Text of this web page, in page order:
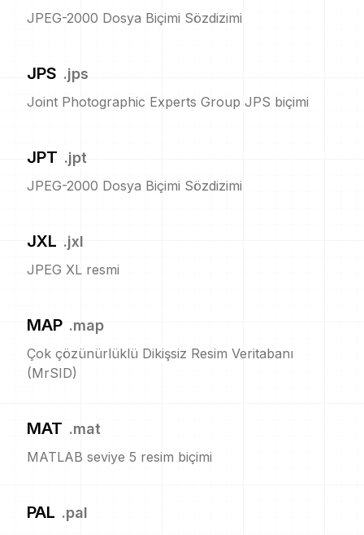
JPEG-2000 Dosya Biçimi Sözdizimi
JPS .jps
Joint Photographic Experts Group JPS biçimi
JPT .jpt
JPEG-2000 Dosya Biçimi Sözdizimi
JXL .jxl
JPEG XL resmi
MAP .map
Çok çözünürlüklü Dikişsiz Resim Veritabanı
(MrSID)
MAT .mat
MATLAB seviye 5 resim biçimi
PAL .pal